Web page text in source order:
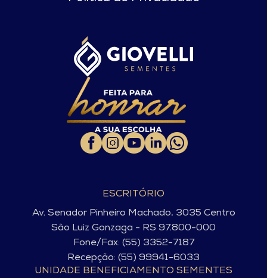
ESCRITÓRIO
Av. Senador Pinheiro Machado, 3035 Centro
São Luiz Gonzaga - RS 97.800-000
Fone/Fax: (55) 3352-7187
Recepção: (55) 99941-6033
UNIDADE BENEFICIAMENTO SEMENTES